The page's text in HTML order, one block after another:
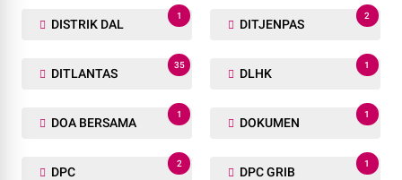
DISTRIK DAL
1
DITJENPAS
2
DITLANTAS
35
DLHK
1
DOA BERSAMA
1
DOKUMEN
1
DPC
2
DPC GRIB
1